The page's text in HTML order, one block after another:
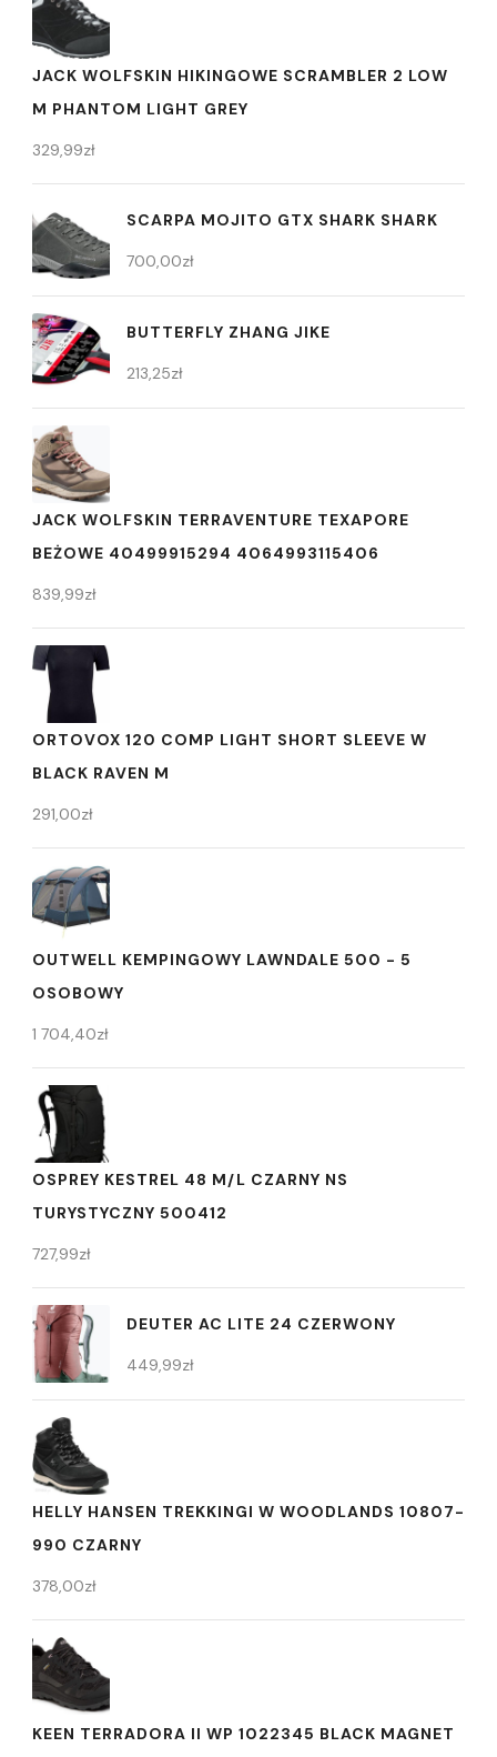
JACK WOLFSKIN HIKINGOWE SCRAMBLER 2 LOW
M PHANTOM LIGHT GREY
329,99zł
SCARPA MOJITO GTX SHARK SHARK
700,00zł
BUTTERFLY ZHANG JIKE
213,25zł
JACK WOLFSKIN TERRAVENTURE TEXAPORE
BEŻOWE 40499915294 4064993115406
839,99zł
ORTOVOX 120 COMP LIGHT SHORT SLEEVE W
BLACK RAVEN M
291,00zł
OUTWELL KEMPINGOWY LAWNDALE 500 - 5
OSOBOWY
1 704,40zł
OSPREY KESTREL 48 M/L CZARNY NS
TURYSTYCZNY 500412
727,99zł
DEUTER AC LITE 24 CZERWONY
449,99zł
HELLY HANSEN TREKKINGI W WOODLANDS 10807-
990 CZARNY
378,00zł
KEEN TERRADORA II WP 1022345 BLACK MAGNET